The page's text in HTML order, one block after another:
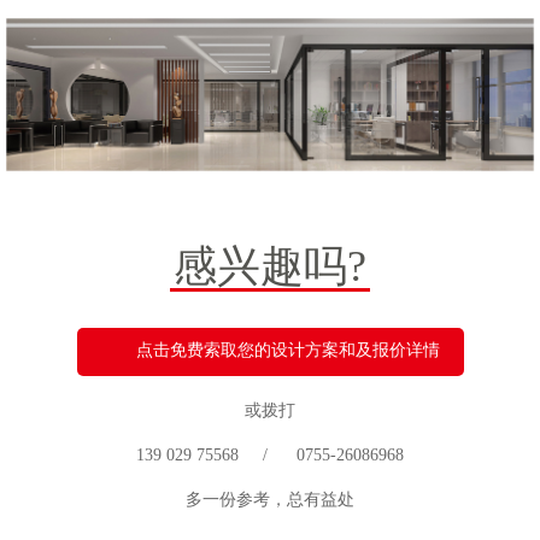
感兴趣吗?
点击免费索取您的设计方案和及报价详情
或拨打
139 029 75568 / 0755-26086968
多一份参考，总有益处